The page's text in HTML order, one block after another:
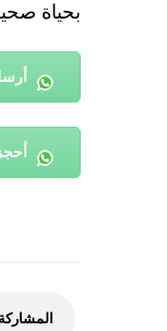
بحياة
المشاركة